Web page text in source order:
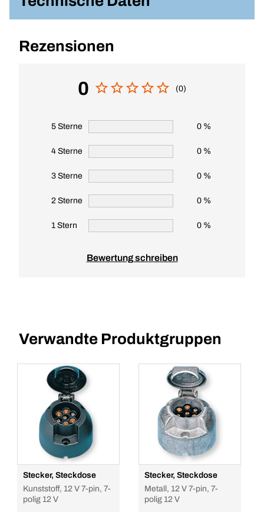
Rezensionen
0 (0)
5 Sterne 0 %
4 Sterne 0 %
3 Sterne 0 %
2 Sterne 0 %
1 Stern 0 %
Bewertung schreiben
Verwandte Produktgruppen
Stecker, Steckdose
Kunststoff, 12 V 7-pin, 7-
polig 12 V
Stecker, Steckdose
Metall, 12 V 7-pin, 7-
polig 12 V